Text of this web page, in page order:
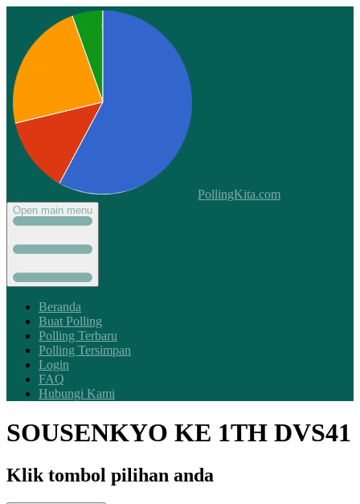
PollingKita.com
Open main menu
Beranda
Buat Polling
Polling Terbaru
Polling Tersimpan
Login
FAQ
Hubungi Kami
SOUSENKYO KE 1TH DVS41
Klik tombol pilihan anda